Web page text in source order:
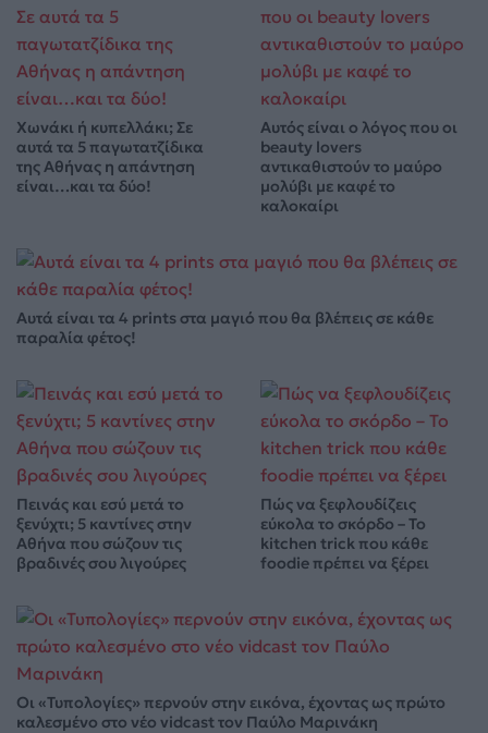
Χωνάκι ή κυπελλάκι; Σε
αυτά τα 5 παγωτατζίδικα
της Αθήνας η απάντηση
είναι…και τα δύο!
Αυτός είναι ο λόγος που οι
beauty lovers
αντικαθιστούν το μαύρο
μολύβι με καφέ το
καλοκαίρι
Αυτά είναι τα 4 prints στα μαγιό που θα βλέπεις σε κάθε
παραλία φέτος!
Πεινάς και εσύ μετά το
ξενύχτι; 5 καντίνες στην
Αθήνα που σώζουν τις
βραδινές σου λιγούρες
Πώς να ξεφλουδίζεις
εύκολα το σκόρδο – Το
kitchen trick που κάθε
foodie πρέπει να ξέρει
Οι «Τυπολογίες» περνούν στην εικόνα, έχοντας ως πρώτο
καλεσμένο στο νέο vidcast τον Παύλο Μαρινάκη